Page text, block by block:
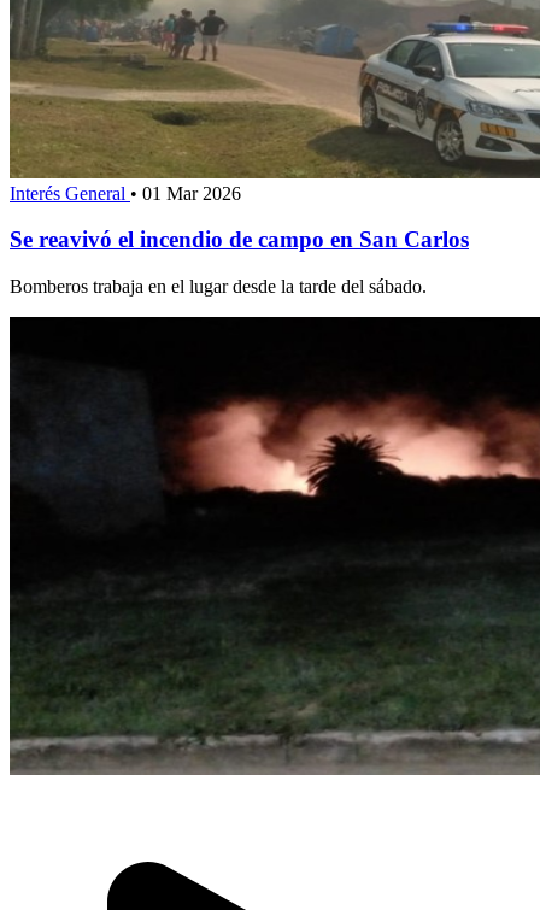
Interés General • 01 Mar 2026
Se reavivó el incendio de campo en San Carlos
Bomberos trabaja en el lugar desde la tarde del sábado.